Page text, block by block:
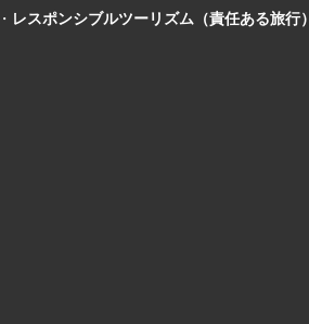
・ レスポンシブルツーリズム（責任ある旅行）